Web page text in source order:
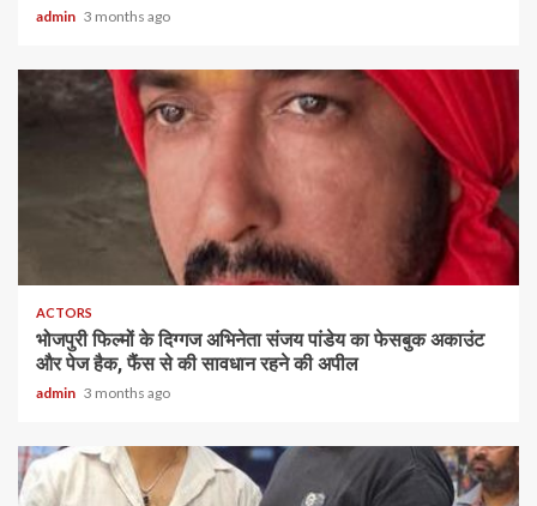
admin 3 months ago
ACTORS
भोजपुरी फिल्मों के दिग्गज अभिनेता संजय पांडेय का फेसबुक अकाउंट
और पेज हैक, फैंस से की सावधान रहने की अपील
admin 3 months ago